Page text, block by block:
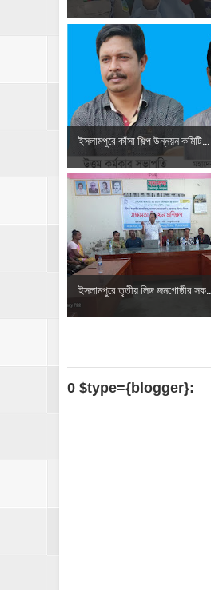
ইসলামপুরে কাঁসা শিল্প উন্নয়ন কমিটি...
ইসলামপুরে তৃতীয় লিঙ্গ জনগোষ্ঠীর
0 $type={blogger}: